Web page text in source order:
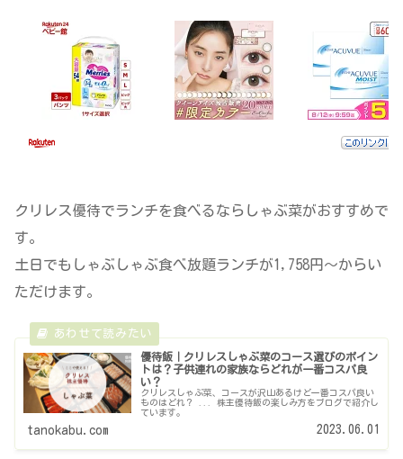
クリレス優待でランチを食べるならしゃぶ菜がおすすめで
す。
土日でもしゃぶしゃぶ食べ放題ランチが1,758円～からい
ただけます。
優待飯｜クリレスしゃぶ菜のコース選びのポイン
トは？子供連れの家族ならどれが一番コスパ良
い？
クリレスしゃぶ菜、コースが沢山あるけど一番コスパ良い
ものはどれ？ ... 株主優待飯の楽しみ方をブログで紹介し
ています。
tanokabu.com 2023.06.01